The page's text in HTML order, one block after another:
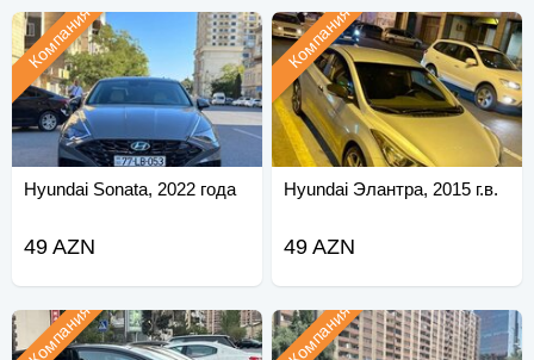
Hyundai Sonata, 2022 года
Компания
49 AZN
Hyundai Элантра, 2015 г.в.
Компания
49 AZN
Компания Компания